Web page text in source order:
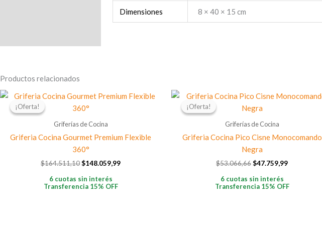
Dimensiones 8 × 40 × 15 cm
Productos relacionados
¡Oferta!
¡Oferta!
Griferías de Cocina
Griferia Cocina Gourmet Premium Flexible
360°
$164.511,10
El
original
$164.511,10.
$148.059,99
El
6 cuotas sin interés
Transferencia 15% OFF
¡Oferta!
¡Oferta!
Griferías de Cocina
Griferia Cocina Pico Cisne Monocomando
Negra
$53.066,66
El
original
$53.066,66.
$47.759,99
El
6 cuotas sin interés
Transferencia 15% OFF